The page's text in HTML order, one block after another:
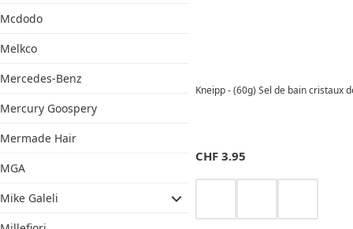
Mcdodo
Melkco
Mercedes-Benz
Mercury Goospery
Mermade Hair
MGA
Mike Galeli
Kneipp - (60g) Sel de bain cristaux
CHF 3.95